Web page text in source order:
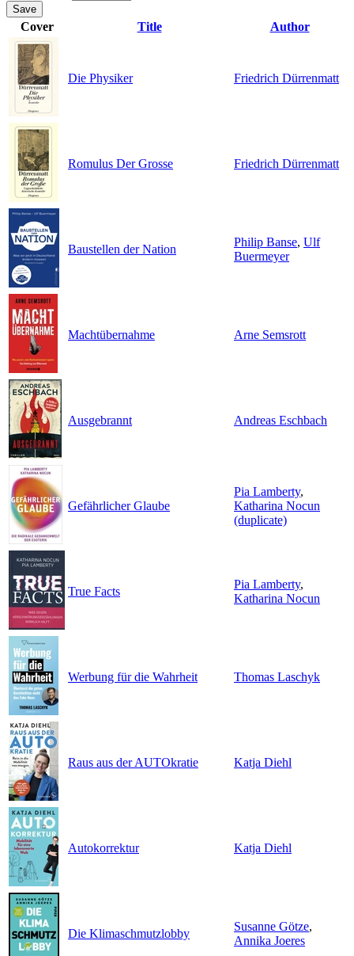
Save
Cover Title Author
Die Physiker Friedrich Dürrenmatt
Romulus Der Grosse Friedrich Dürrenmatt
Baustellen der Nation
Philip Banse, Ulf
Buermeyer
Machtübernahme Arne Semsrott
Ausgebrannt Andreas Eschbach
Gefährlicher Glaube
Pia Lamberty,
Katharina Nocun
(duplicate)
True Facts
Pia Lamberty,
Katharina Nocun
Werbung für die Wahrheit Thomas Laschyk
Raus aus der AUTOkratie Katja Diehl
Autokorrektur Katja Diehl
Die Klimaschmutzlobby
Susanne Götze,
Annika Joeres